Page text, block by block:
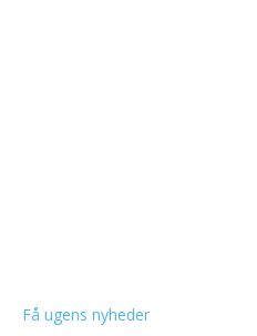
Få ugens nyheder